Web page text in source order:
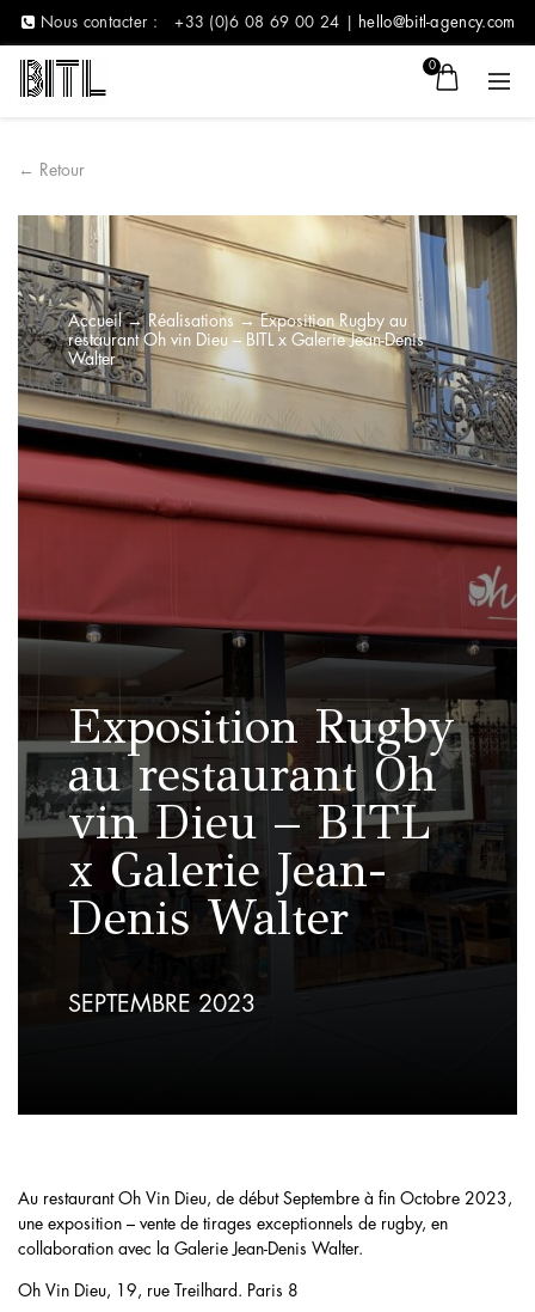
Nous contacter : +33 (0)6 08 69 00 24 | hello@bitl-agency.com
0
← Retour
Accueil→ Réalisations →Exposition Rugby au
restaurant Oh vin Dieu – BITL x Galerie Jean-Denis
Walter
Exposition Rugby
au restaurant Oh
vin Dieu – BITL
x Galerie Jean-
Denis Walter
SEPTEMBRE 2023
Au restaurant Oh Vin Dieu, de début Septembre à fin Octobre 2023,
une exposition – vente de tirages exceptionnels de rugby, en
collaboration avec la Galerie Jean-Denis Walter.
Oh Vin Dieu, 19, rue Treilhard. Paris 8